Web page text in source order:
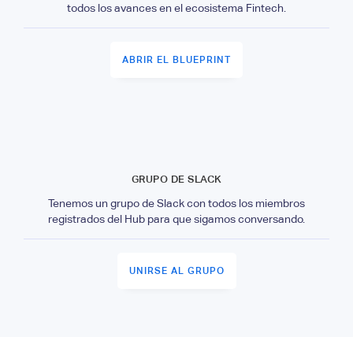
todos los avances en el ecosistema Fintech.
ABRIR EL BLUEPRINT
GRUPO DE SLACK
Tenemos un grupo de Slack con todos los miembros
registrados del Hub para que sigamos conversando.
UNIRSE AL GRUPO